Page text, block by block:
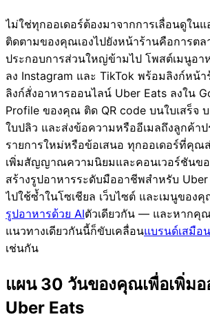
ไม่ใช่ทุกออเดอร์ต้องมาจากการเลื่อนดูใน
ติดตามของคุณเองไปยังหน้าร้านคือการตล
ประกอบการส่วนใหญ่ข้ามไป โพสต์เมนูอ
ลง Instagram และ TikTok พร้อมลิงก์หน้า
ลิงก์สั่งอาหารออนไลน์ Uber Eats ลงใน
Profile ของคุณ ติด QR code บนใบเสร็จ
ใบปลิว และส่งข้อความหรืออีเมลถึงลูกค้า
รายการใหม่หรือข้อเสนอ ทุกออเดอร์ที่คุณส่
เพิ่มสัญญาณความนิยมและคอนเวอร์ชันข
สร้างรูปอาหารระดับมืออาชีพสำหรับ
ไปใช้ซ้ำในโซเชียล เว็บไซต์ และเมนูของ
รูปอาหารด้วย AIตัวเดียวกัน — และหากคุ
แนวทางเดียวกันนี้ก็ขับเคลื่อนแบรนด์เสมือ
เช่นกัน
แผน 30 วันของคุณเพื่อเพิ่มอ
Uber Eats